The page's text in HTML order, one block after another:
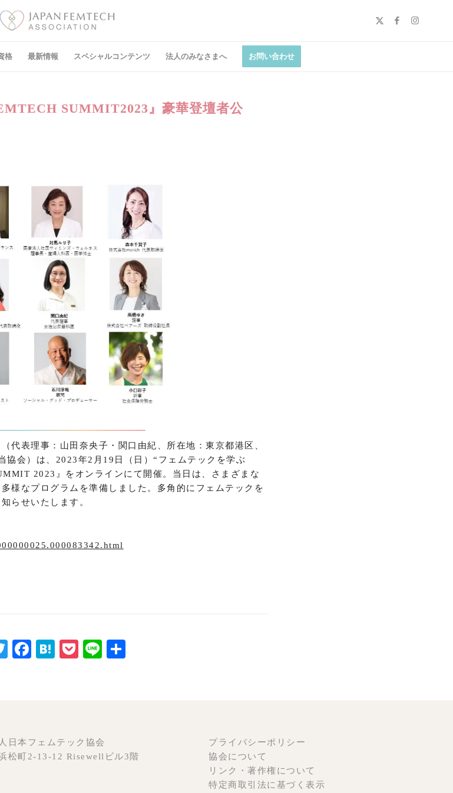
格 最新情報 スペシャルコンテンツ 法⼈のみなさまへ お問い合わせ
SUMMIT2023』豪華登壇者公
代表理事：山田奈央子・関口由紀、所在地：東京都港区、
会）は、2023年2月19日（日）“フェムテックを学ぶ
2023』をオンラインにて開催。当日は、さまざまな
様なプログラムを準備しました。多角的にフェムテックを
らせいたします。
TwitterFacebook
HatenaPocket
Line
日本フェムテック協会
松町2-13-12 Risewellビル3階
プライバシーポリシー
協会について
リンク・著作権について
特定商取引法に基づく表示